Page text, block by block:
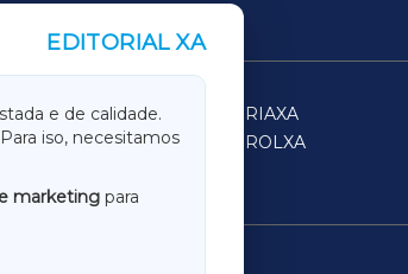
EDITORIAL XA
e de calidade.
iso, necesitamos
marketing para
SARRIAXA
FERROLXA